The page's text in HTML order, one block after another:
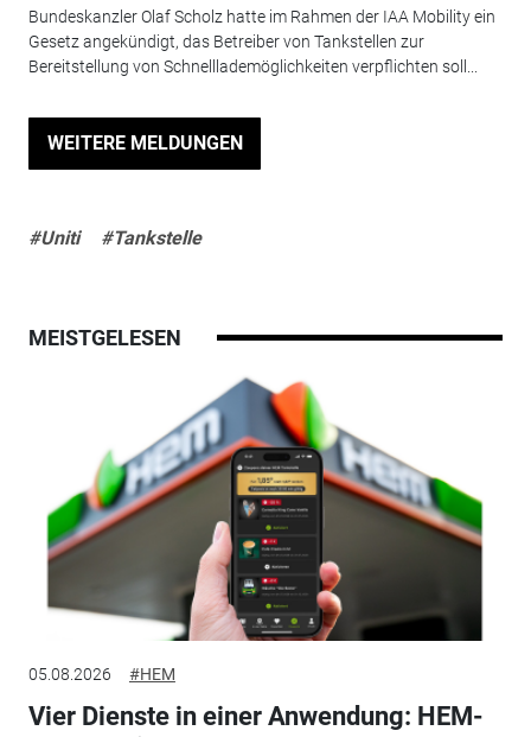
Bundeskanzler Olaf Scholz hatte im Rahmen der IAA Mobility ein
Gesetz angekündigt, das Betreiber von Tankstellen zur
Bereitstellung von Schnelllademöglichkeiten verpflichten soll...
WEITERE MELDUNGEN
#Uniti #Tankstelle
MEISTGELESEN
05.08.2026 #HEM
Vier Dienste in einer Anwendung: HEM-